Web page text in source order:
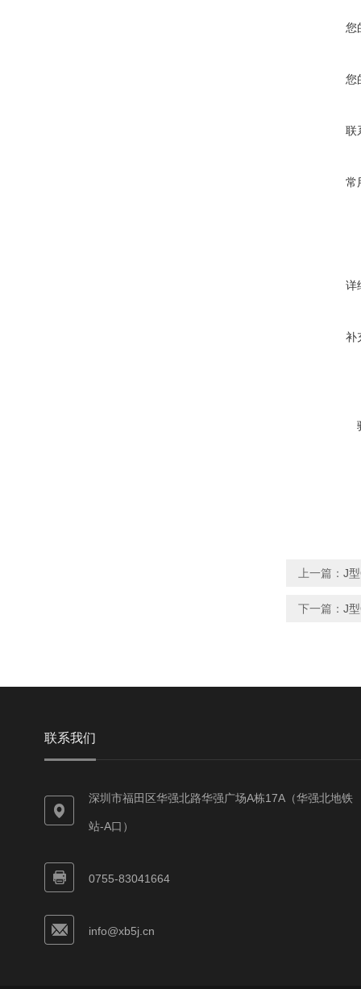
您
您
联
常
详
补
上一篇： J
下一篇： J
联系我们
深圳市福田区华强北路华强广场A栋17A（华强北地铁
站-A口）
0755-83041664
info@xb5j.cn